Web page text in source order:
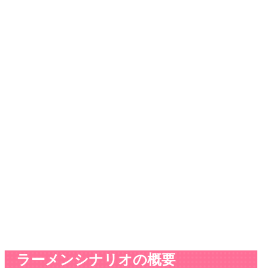
ラーメンシナリオの概要